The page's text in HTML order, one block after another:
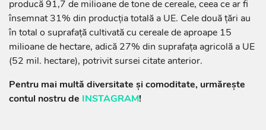
producă 91,7 de milioane de tone de cereale, ceea ce ar fi
însemnat 31% din producţia totală a UE. Cele două ţări au
în total o suprafaţă cultivată cu cereale de aproape 15
milioane de hectare, adică 27% din suprafaţa agricolă a UE
(52 mil. hectare), potrivit sursei citate anterior.
Pentru mai multă diversitate și comoditate, urmărește
contul nostru de INSTAGRAM!